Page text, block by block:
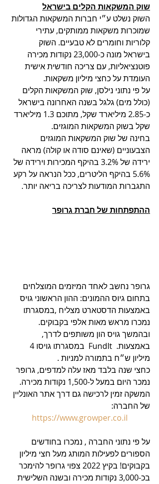
שוק המשקאות הקלים בישראל
השוק נשלט ע״י חברות המשקאות הגדולות
שמוכרות משקאות ממותקים, עתירי
קלוריות וחומרים לא טבעיים. השוק
בישראל מונה כ-23,000 נקודות מכירה
פוטנציאליות, עם צריכה חודשית אישית
העומדת על כחצי מיליון משקאות.
על פי נתוני נילסן, שוק המשקאות הקלים
(כולל מים) גלגל בשנה האחרונה בישראל
כ-2.85 מיליארד שקל, מתוכם 1.3 מיליארד
שקל בשוק המשקאות המוגזים.
בחינה של שוק המשקאות המוגזים
הצבעוניים (שאינם סודה או קולה) מראה
ירידה של 3.2% בהיקף המכירות וירידה של
5.6% בהיקף הליטרים, ככל הנראה על רקע
התגברות המודעות לצריכה בריאה יותר.
ההתפתחות של חברת גרופר
גרופר נחשב לאחד המיזמים המוצלחים
בתחום גיוס ההמונים: ההון הראשוני גויס
באמצעות הדסטארט מצליח ,במסגרתו
נמכרו מראש מאות אלפי בקבוקים.
ובהמשך גויס הון משותפים לדרך,
מיליון ש״ח בתמורה למניות .
כחצי שנה בלבד מאז עלה למדפים, גרופר
נמכר היום במעל ל-1,500 נקודות מכירה.
המשקה זמין לרכישה גם דרך אתר האונליין
של החברה:
https://www.growper.co.il
על פי נתוני החברה , נמכרו בחודשים
הספורים לפעילות המותג מעל חצי מיליון
בקבוקים! בקיץ 2022 צפוי גרופר להימכר
בכ-3,000 נקודות מכירה ובשנה השלישית